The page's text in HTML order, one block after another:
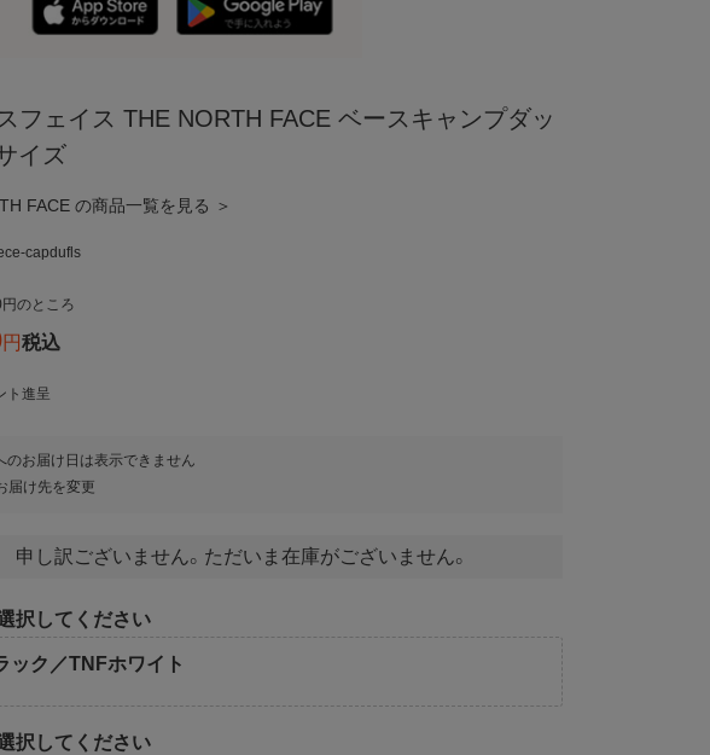
フェイス THE NORTH FACE ベースキャンプダッ
イズ
FACE の商品一覧を見る ＞
capdufls
のところ
税込
ト進呈
のお届け日は表示できません
届け先を変更
申し訳ございません。ただいま在庫がございません。
択してください
ック／TNFホワイト
択してください